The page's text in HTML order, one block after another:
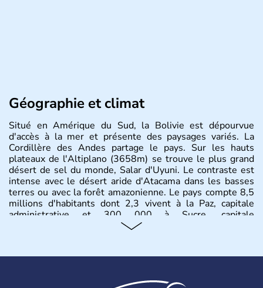
Géographie et climat
Situé en Amérique du Sud, la Bolivie est dépourvue
d'accès à la mer et présente des paysages variés. La
Cordillère des Andes partage le pays. Sur les hauts
plateaux de l'Altiplano (3658m) se trouve le plus grand
désert de sel du monde, Salar d'Uyuni. Le contraste est
intense avec le désert aride d'Atacama dans les basses
terres ou avec la forêt amazonienne. Le pays compte 8,5
millions d'habitants dont 2,3 vivent à la Paz, capitale
administrative et 300 000 à Sucre, capitale